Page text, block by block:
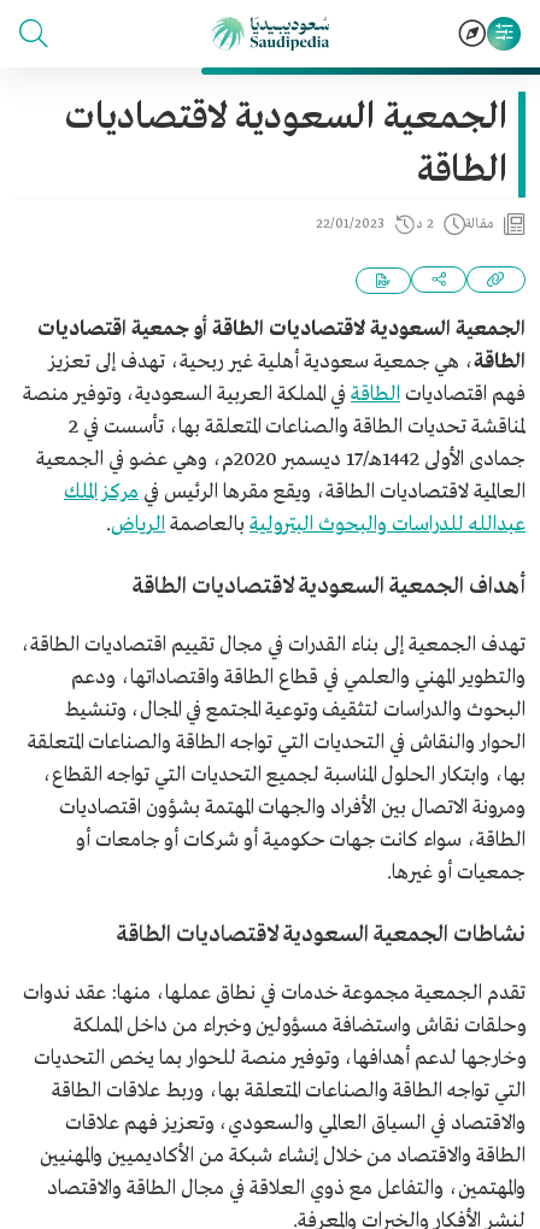
الجمعية السعودية لاقتصاديات
الطاقة
مقالة 2 د 22/01/2023
الجمعية السعودية لاقتصاديات الطاقة أو جمعية اقتصاديات
الطاقة، هي جمعية سعودية أهلية غير ربحية، تهدف إلى تعزيز
فهم اقتصاديات الطاقة في المملكة العربية السعودية، وتوفير منصة
لمناقشة تحديات الطاقة والصناعات المتعلقة بها، تأسست في 2
جمادى الأولى 1442هـ/17 ديسمبر 2020م، وهي عضو في الجمعية
العالمية لاقتصاديات الطاقة، ويقع مقرها الرئيس في مركز الملك
عبدالله للدراسات والبحوث البترولية بالعاصمة الرياض.
أهداف الجمعية السعودية لاقتصاديات الطاقة
تهدف الجمعية إلى بناء القدرات في مجال تقييم اقتصاديات الطاقة،
والتطوير المهني والعلمي في قطاع الطاقة واقتصاداتها، ودعم
البحوث والدراسات لتثقيف وتوعية المجتمع في المجال، وتنشيط
الحوار والنقاش في التحديات التي تواجه الطاقة والصناعات المتعلقة
بها، وابتكار الحلول المناسبة لجميع التحديات التي تواجه القطاع،
ومرونة الاتصال بين الأفراد والجهات المهتمة بشؤون اقتصاديات
الطاقة، سواء كانت جهات حكومية أو شركات أو جامعات أو
جمعيات أو غيرها.
نشاطات الجمعية السعودية لاقتصاديات الطاقة
تقدم الجمعية مجموعة خدمات في نطاق عملها، منها: عقد ندوات
وحلقات نقاش واستضافة مسؤولين وخبراء من داخل المملكة
وخارجها لدعم أهدافها، وتوفير منصة للحوار بما يخص التحديات
التي تواجه الطاقة والصناعات المتعلقة بها، وربط علاقات الطاقة
والاقتصاد في السياق العالمي والسعودي، وتعزيز فهم علاقات
الطاقة والاقتصاد من خلال إنشاء شبكة من الأكاديميين والمهنيين
والمهتمين، والتفاعل مع ذوي العلاقة في مجال الطاقة والاقتصاد
لنشر الأفكار والخبرات والمعرفة.